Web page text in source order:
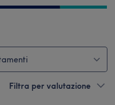
Filtra per valutazione